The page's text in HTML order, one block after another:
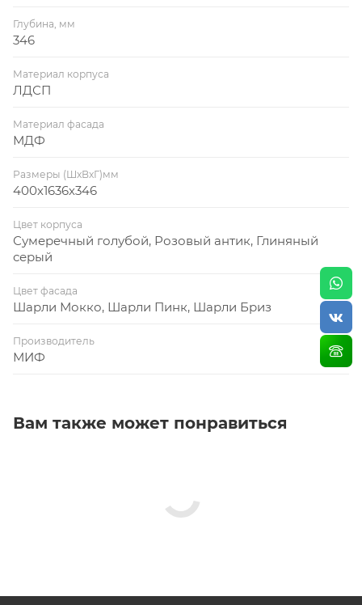
Глубина, мм
346
Материал корпуса
ЛДСП
Материал фасада
МДФ
Размеры (ШхВхГ)мм
400х1636х346
Цвет корпуса
Сумеречный голубой, Розовый антик, Глиняный
серый
Цвет фасада
Шарли Мокко, Шарли Пинк, Шарли Бриз
Производитель
МИФ
Вам также может понравиться